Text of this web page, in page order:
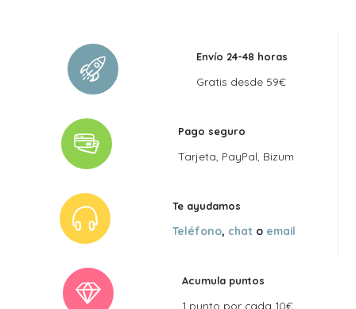
Envío 24-48 horas
Gratis desde 59€
Pago seguro
Tarjeta, PayPal, Bizum
Te ayudamos
Teléfono, chat o email
Acumula puntos
1 punto por cada 10€